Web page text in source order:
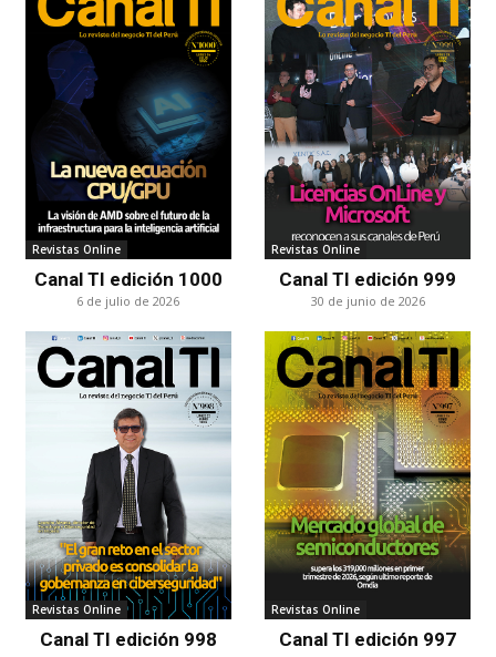
Revistas Online
Canal TI edición 1000
6 de julio de 2026
Revistas Online
Canal TI edición 999
30 de junio de 2026
Revistas Online
Canal TI edición 998
Revistas Online
Canal TI edición 997